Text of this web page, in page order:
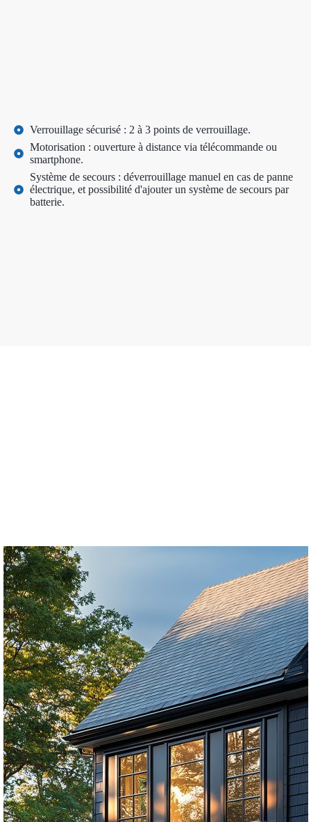
Verrouillage sécurisé : 2 à 3 points de verrouillage.
Motorisation : ouverture à distance via télécommande ou
smartphone.
Système de secours : déverrouillage manuel en cas de panne
électrique, et possibilité d'ajouter un système de secours par
batterie.